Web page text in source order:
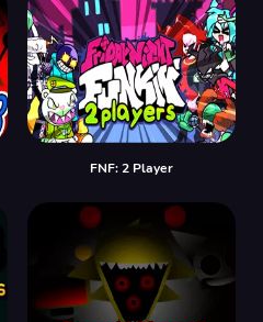
FNF: 2 Player